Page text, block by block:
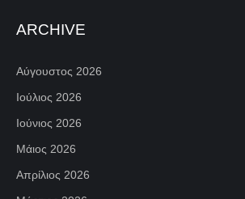
ARCHIVE
Αύγουστος 2026
Ιούλιος 2026
Ιούνιος 2026
Μάιος 2026
Απρίλιος 2026